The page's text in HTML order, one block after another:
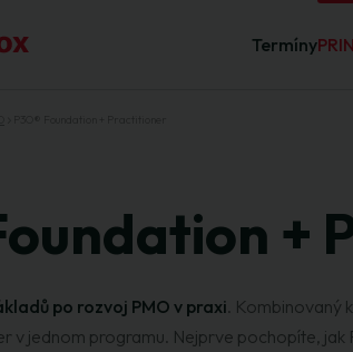
Termíny
+
po rozvoj PMO v praxi . Kombinovaný
v jednom programu. Nejprve pochopíte, jak